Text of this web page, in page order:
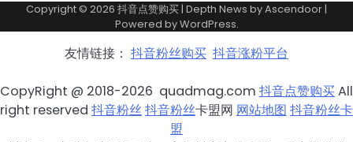
Copyright © 2026 抖音点赞购买| Depth News byAscendoor|
Powered byWordPress.
友情链接： 抖音粉丝购买 抖音涨粉平台
CopyRight @ 2018-2026 quadmag.com 抖音点赞购买All
right reserved 抖音粉丝抖音粉丝卡盟网 网站地图 抖音粉丝卡
盟